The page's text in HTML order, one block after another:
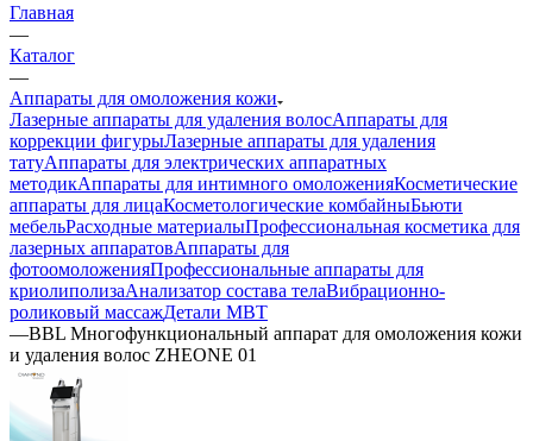
Главная
—
Каталог
—
Аппараты для омоложения кожи
Лазерные аппараты для удаления волосАппараты для
коррекции фигурыЛазерные аппараты для удаления
татуАппараты для электрических аппаратных
методикАппараты для интимного омоложенияКосметические
аппараты для лицаКосметологические комбайныБьюти
мебельРасходные материалыПрофессиональная косметика для
лазерных аппаратовАппараты для
фотоомоложенияПрофессиональные аппараты для
криолиполизаАнализатор состава телаВибрационно-
роликовый массажДетали MBT
—BBL Многофункциональный аппарат для омоложения кожи
и удаления волос ZHEONE 01